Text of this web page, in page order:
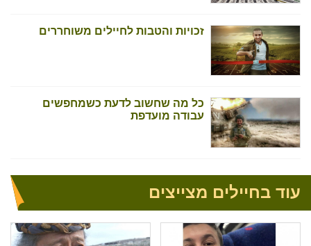
זכויות והטבות לחיילים משוחררים
כל מה שחשוב לדעת כשמחפשים
עבודה מועדפת
עוד בחיילים מצייצים